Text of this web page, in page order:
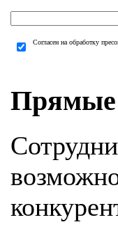
Согласен на обработку
Прямые